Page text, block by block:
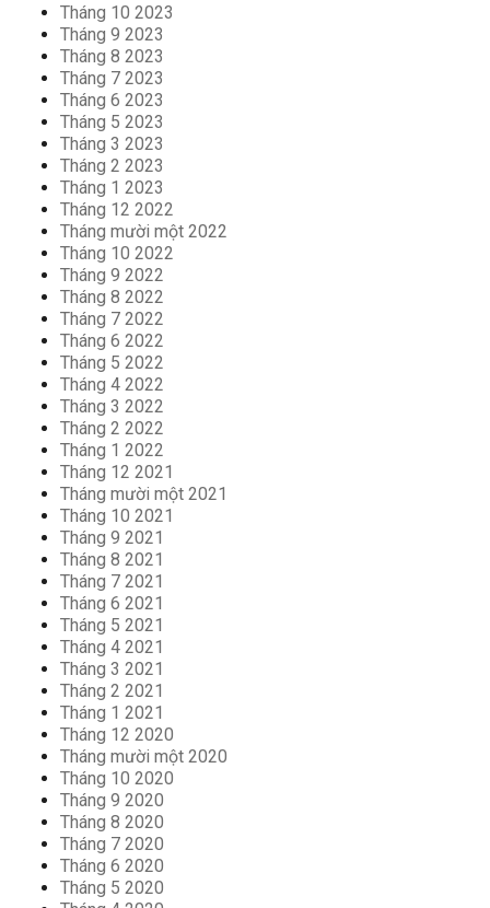
Tháng 10 2023
Tháng 9 2023
Tháng 8 2023
Tháng 7 2023
Tháng 6 2023
Tháng 5 2023
Tháng 3 2023
Tháng 2 2023
Tháng 1 2023
Tháng 12 2022
Tháng mười một 2022
Tháng 10 2022
Tháng 9 2022
Tháng 8 2022
Tháng 7 2022
Tháng 6 2022
Tháng 5 2022
Tháng 4 2022
Tháng 3 2022
Tháng 2 2022
Tháng 1 2022
Tháng 12 2021
Tháng mười một 2021
Tháng 10 2021
Tháng 9 2021
Tháng 8 2021
Tháng 7 2021
Tháng 6 2021
Tháng 5 2021
Tháng 4 2021
Tháng 3 2021
Tháng 2 2021
Tháng 1 2021
Tháng 12 2020
Tháng mười một 2020
Tháng 10 2020
Tháng 9 2020
Tháng 8 2020
Tháng 7 2020
Tháng 6 2020
Tháng 5 2020